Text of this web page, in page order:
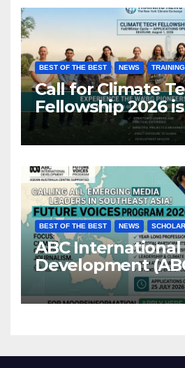
BEST OF THE BEST NEWS
Call for Climate
Fellowship 2026
BEST OF THE BEST NEWS
ABC International
Development
Voices Program